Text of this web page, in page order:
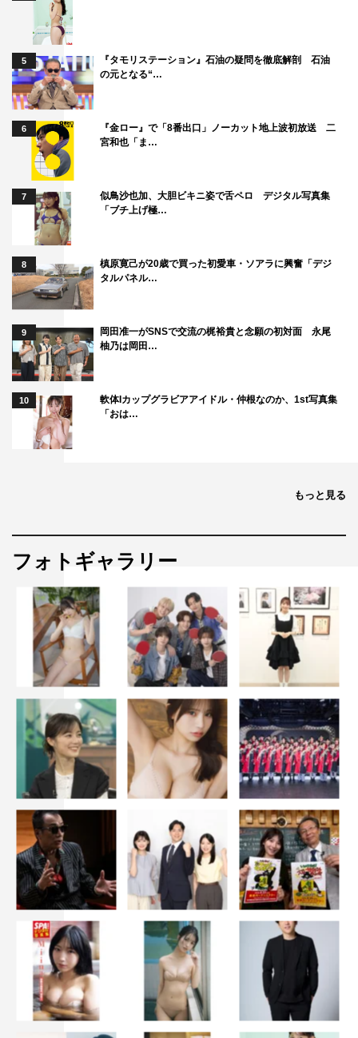
5
『タモリステーション』石油の疑問を徹底解剖 石油
の元となる“…
6
『金ロー』で「8番出口」ノーカット地上波初放送 二
宮和也「ま…
7
似鳥沙也加、大胆ビキニ姿で舌ペロ デジタル写真集
「ブチ上げ極…
8
槙原寛己が20歳で買った初愛車・ソアラに興奮「デジ
タルパネル…
9
岡田准一がSNSで交流の梶裕貴と念願の初対面 永尾
柚乃は岡田…
10
軟体Iカップグラビアアイドル・仲根なのか、1st写真集
「おは…
もっと見る
フォトギャラリー